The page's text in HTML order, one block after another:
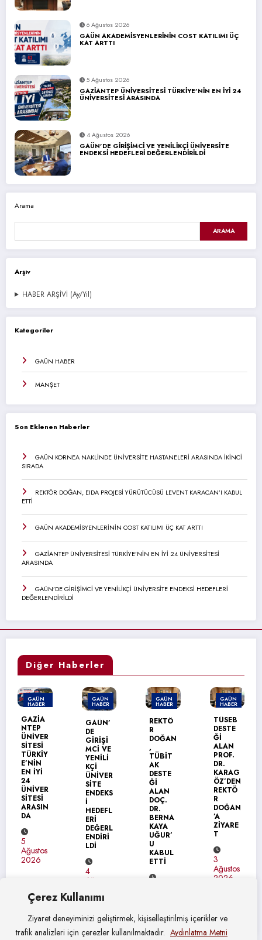
Çerez Kullanımı
Ziyaret deneyiminizi geliştirmek, kişiselleştirilmiş içerikler ve
trafik analizleri için çerezler kullanılmaktadır. Aydınlatma Metni
6 Ağustos 2026
GAÜN AKADEMİSYENLERİNİN COST KATILIMI ÜÇ
KAT ARTTI
5 Ağustos 2026
GAZİANTEP ÜNİVERSİTESİ TÜRKİYE’NİN EN İYİ 24
ÜNİVERSİTESİ ARASINDA
4 Ağustos 2026
GAÜN’DE GİRİŞİMCİ VE YENİLİKÇİ ÜNİVERSİTE
ENDEKSİ HEDEFLERİ DEĞERLENDİRİLDİ
Arama
ARAMA
Arşiv
HABER ARŞİVİ (Ay/Yıl)
Kategoriler
GAÜN HABER
MANŞET
Son Eklenen Haberler
GAÜN KORNEA NAKLİNDE ÜNİVERSİTE HASTANELERİ ARASINDA İKİNCİ
SIRADA
REKTÖR DOĞAN, EIDA PROJESİ YÜRÜTÜCÜSÜ LEVENT KARACAN’I KABUL
ETTİ
GAÜN AKADEMİSYENLERİNİN COST KATILIMI ÜÇ KAT ARTTI
GAZİANTEP ÜNİVERSİTESİ TÜRKİYE’NİN EN İYİ 24 ÜNİVERSİTESİ
ARASINDA
GAÜN’DE GİRİŞİMCİ VE YENİLİKÇİ ÜNİVERSİTE ENDEKSİ HEDEFLERİ
DEĞERLENDİRİLDİ
Diğer Haberler
GAÜN
HABER
GAÜN’
DE
GİRİŞİ
MCİ VE
YENİLİ
KÇİ
ÜNİVER
SİTE
ENDEKS
İ
HEDEFL
LDİ
GAÜN
HABER
REKTÖ
DOĞAN
,
TÜBİT
DESTE
Ğİ
ALAN
DR.
KAYA
UĞUR’
Ağustos
GAÜN
HABER
TÜSEB
Ğİ
PROF.
KARAG
REKTÖ
R
DOĞAN
’A
ZİYARE
T
3
GAÜN
HABER
GAÜN
TEKNİK
BİLİML
ER
MESLEK
YÜKSEK
OKULU’
NDA
MEZUN
İYET
SEVİNC
2026